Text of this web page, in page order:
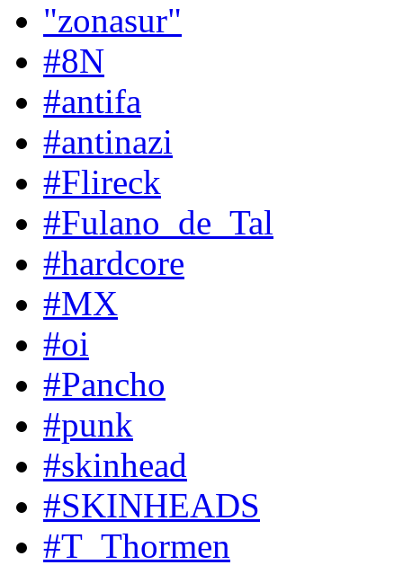
"zonasur"
#8N
#antifa
#antinazi
#Flireck
#Fulano_de_Tal
#hardcore
#MX
#oi
#Pancho
#punk
#skinhead
#SKINHEADS
#T_Thormen